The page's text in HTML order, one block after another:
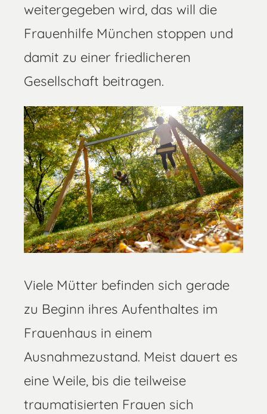
weitergegeben wird, das will die
Frauenhilfe München stoppen und
damit zu einer friedlicheren
Gesellschaft beitragen.
Viele Mütter befinden sich gerade
zu Beginn ihres Aufenthaltes im
Frauenhaus in einem
Ausnahmezustand. Meist dauert es
eine Weile, bis die teilweise
traumatisierten Frauen sich